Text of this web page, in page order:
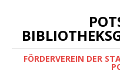
FÖRDERVEREIN DER